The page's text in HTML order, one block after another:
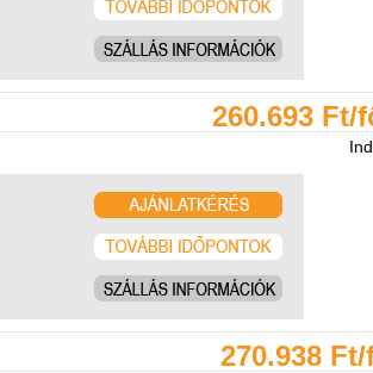
260.693 Ft/
270.938